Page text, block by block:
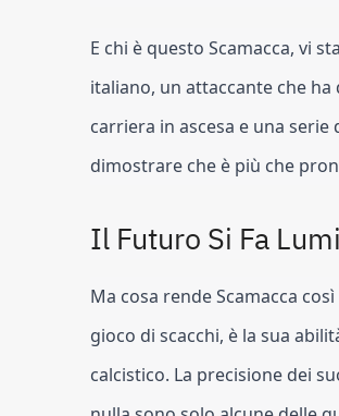
E chi è questo Scamacca, vi
italiano, un attaccante che
carriera in ascesa e una
dimostrare che è più che
Il Futuro Si Fa
Ma cosa rende Scamacca
gioco di scacchi, è la sua
calcistico. La precisione dei